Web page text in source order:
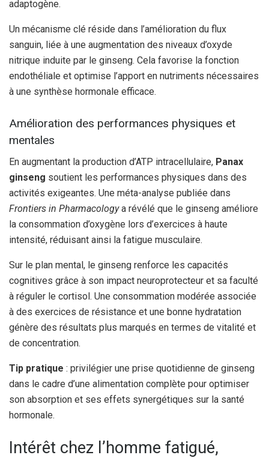
adaptogène.
Un mécanisme clé réside dans l’amélioration du flux
sanguin, liée à une augmentation des niveaux d’oxyde
nitrique induite par le ginseng. Cela favorise la fonction
endothéliale et optimise l’apport en nutriments nécessaires
à une synthèse hormonale efficace.
Amélioration des performances physiques et
mentales
En augmentant la production d’ATP intracellulaire, Panax
ginseng soutient les performances physiques dans des
activités exigeantes. Une méta-analyse publiée dans
Frontiers in Pharmacologya révélé que le ginseng améliore
la consommation d’oxygène lors d’exercices à haute
intensité, réduisant ainsi la fatigue musculaire.
Sur le plan mental, le ginseng renforce les capacités
cognitives grâce à son impact neuroprotecteur et sa faculté
à réguler le cortisol. Une consommation modérée associée
à des exercices de résistance et une bonne hydratation
génère des résultats plus marqués en termes de vitalité et
de concentration.
Tip pratique : privilégier une prise quotidienne de ginseng
dans le cadre d’une alimentation complète pour optimiser
son absorption et ses effets synergétiques sur la santé
hormonale.
Intérêt chez l’homme fatigué,